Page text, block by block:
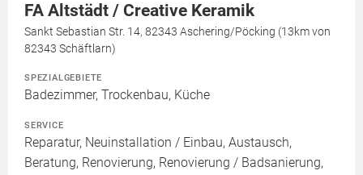
FA Altstädt / Creative Keramik
Sankt Sebastian Str. 14, 82343 Aschering/Pöcking (13km von
82343 Schäftlarn)
SPEZIALGEBIETE
Badezimmer, Trockenbau, Küche
SERVICE
Reparatur, Neuinstallation / Einbau, Austausch,
Beratung, Renovierung, Renovierung / Badsanierung,